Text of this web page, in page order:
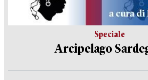
Speciale
Arcipelago